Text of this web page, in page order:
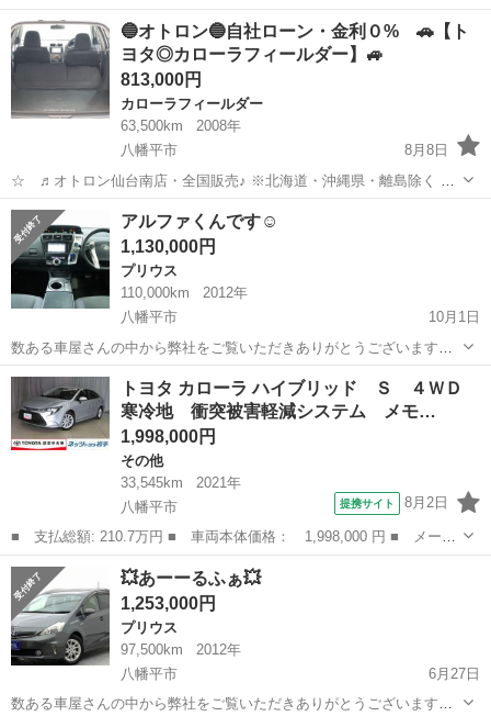
名： トヨタ ■ 車種名： ダイナトラック ■ グレード名： ト
ラック ＭＴ ナビ ＴＶ エアコン パワーウィンドウ 運転席エ
アバッグ ...
岩手 八幡平市 その他
🔵オトロン🔵自社ローン・金利０% 🚗【ト
ヨタ◎カローラフィールダー】🚙
813,000円
カローラフィールダー
63,500km
2008年
八幡平市
8月8日
☆ ♬オトロン仙台南店・全国販売♪ ※北海道・沖縄県・離島除く 金
利0％!!!(^.^)/~~~ ＼今すぐ問合せよう／ ☆カローラフィールダー
１．８Ｓ エアロツアラー☆ ここをチ...
岩手 カローラフィールダー
アルファくんです☺️
1,130,000円
プリウス
110,000km
2012年
八幡平市
10月1日
数ある車屋さんの中から弊社をご覧いただきありがとうございます！
オトロン盛岡店と申します✨ 東北3店舗目、オトロン最北端のお店とし
て、2024年4月1日にオープンしました❤️‍🔥 今年は猛暑の日が続きま
し...
岩手 八幡平市 プリウス
トヨタ カローラ ハイブリッド Ｓ ４ＷＤ
寒冷地 衝突被害軽減システム メモ…
1,998,000円
その他
33,545km
2021年
八幡平市
提携サイト 8月2日
■ 支払総額: 210.7万円 ■ 車両本体価格： 1,998,000 円 ■ メーカ
ー名： トヨタ ■ 車種名： カローラ ■ グレード名： ハイブリ
ッド Ｓ ４ＷＤ 寒冷地 衝突被害軽減システム メモリーナビ
バックカ...
岩手 八幡平市
💥あーーるふぁ💥
1,253,000円
プリウス
97,500km
2012年
八幡平市
6月27日
数ある車屋さんの中から弊社をご覧いただきありがとうございます！